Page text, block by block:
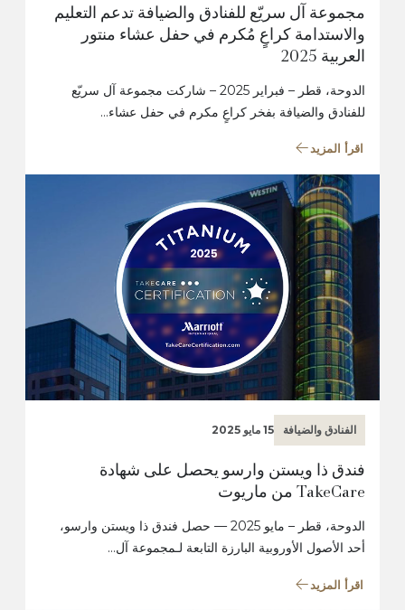
مجموعة آل سريّع للفنادق والضيافة تدعم التعليم
والاستدامة كراعٍ مُكرم في حفل عشاء منتور
العربية 2025
الدوحة، قطر – فبراير 2025 – شاركت مجموعة آل سريّع
للفنادق والضيافة بفخر كراعٍ مكرم في حفل عشاء…
اقرأ المزيد
الفنادق والضيافة 15 مايو 2025
فندق ذا ويستن وارسو يحصل على شهادة
TakeCare من ماريوت
الدوحة، قطر – مايو 2025 — حصل فندق ذا ويستن وارسو،
أحد الأصول الأوروبية البارزة التابعة لـمجموعة آل…
اقرأ المزيد